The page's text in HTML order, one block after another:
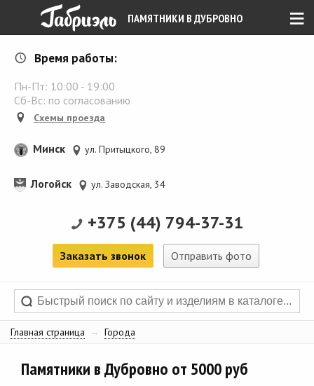
≡
ПАМЯТНИКИ В ДУБРОВНО
Время работы:
Пн-Пт: 10:00 - 19:00
Сб-Вс: по согласованию
Схемы проезда
Минск ул. Притыцкого, 89
Логойск ул. Заводская, 34
+375 (44) 794-37-31
Заказать звонок Отправить фото
Главная страница → Города
Памятники в Дубровно от 5000 руб